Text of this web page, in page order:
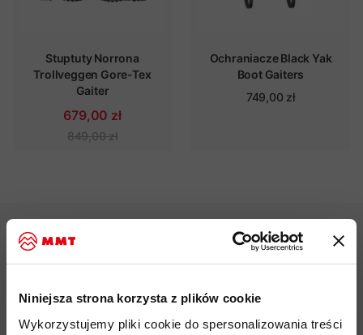
Niniejsza strona korzysta z plików cookie
Wykorzystujemy pliki cookie do spersonalizowania treści
Stuptuty Norrona
Trollveggen Gore-Tex
Gaiter
679,00 zł
849,00 zł
Ochraniacze Black Yak
Boot Gaiters
749,00 zł